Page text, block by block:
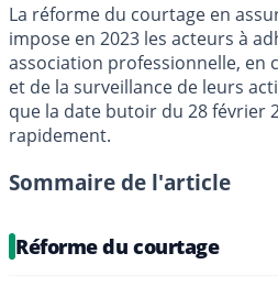
La réforme du courtage en
impose en 2023 les acteurs à
association professionnelle, en
et de la surveillance de leurs
que la date butoir du 28 février
rapidement.
Sommaire de l'article
Réforme du courtage